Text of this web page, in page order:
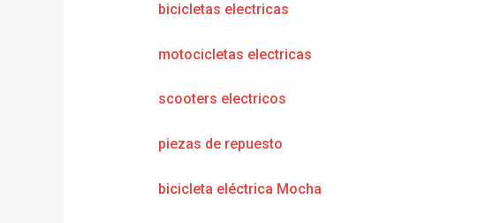
bicicletas electricas
motocicletas electricas
scooters electricos
piezas de repuesto
bicicleta eléctrica Mocha